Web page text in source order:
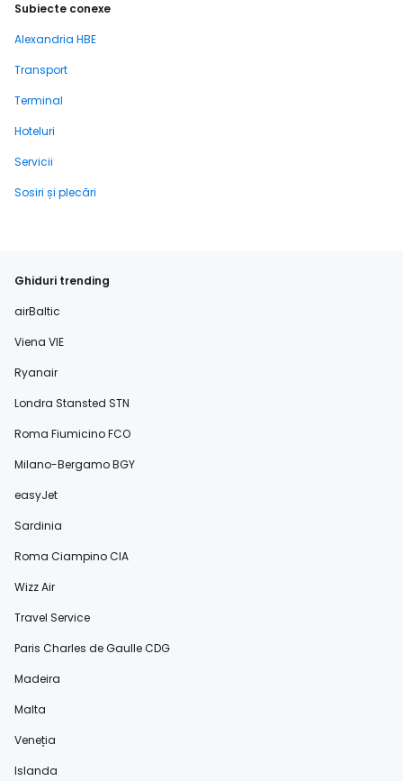
Subiecte conexe
Alexandria HBE
Transport
Terminal
Hoteluri
Servicii
Sosiri și plecări
Ghiduri trending
airBaltic
Viena VIE
Ryanair
Londra Stansted STN
Roma Fiumicino FCO
Milano-Bergamo BGY
easyJet
Sardinia
Roma Ciampino CIA
Wizz Air
Travel Service
Paris Charles de Gaulle CDG
Madeira
Malta
Veneția
Islanda